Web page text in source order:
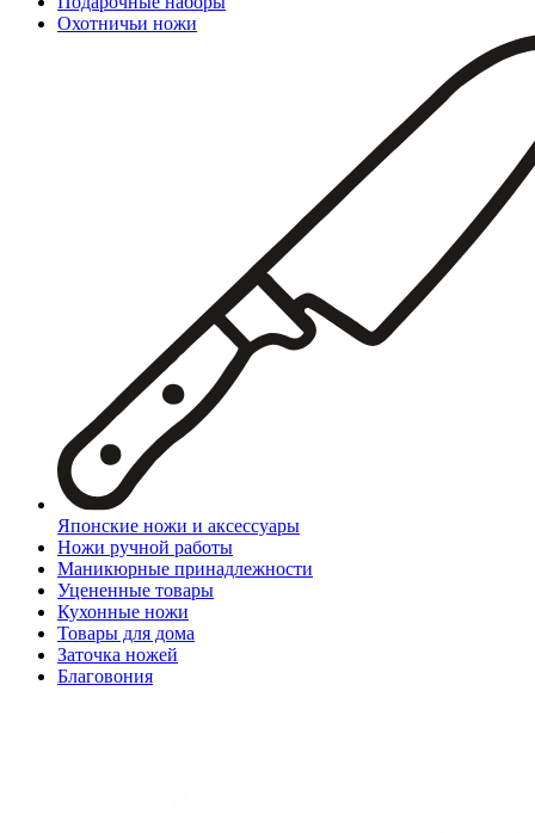
Охотничьи ножи
Японские ножи и аксессуары
Ножи ручной работы
Маникюрные принадлежности
Уцененные товары
Кухонные ножи
Товары для дома
Заточка ножей
Благовония